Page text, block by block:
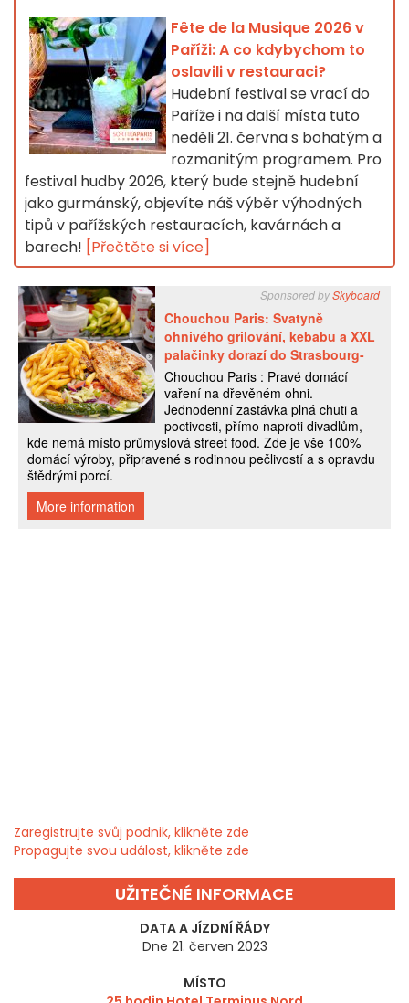
Fête de la Musique 2026 v
Paříži: A co kdybychom to
oslavili v restauraci?
Hudební festival se vrací do
Paříže i na další místa tuto
neděli 21. června s bohatým a
rozmanitým programem. Pro
festival hudby 2026, který bude stejně hudební
jako gurmánský, objevíte náš výběr výhodných
tipů v pařížských restauracích, kavárnách a
barech! [Přečtěte si více]
Zaregistrujte svůj podnik, klikněte zde
Propagujte svou událost, klikněte zde
UŽITEČNÉ INFORMACE
DATA A JÍZDNÍ ŘÁDY
Dne 21. červen 2023
MÍSTO